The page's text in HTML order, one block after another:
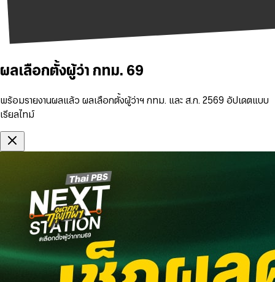
ผลเลือกตั้งผู้ว่า กทม. 69
พร้อมรายงานผลแล้ว ผลเลือกตั้งผู้ว่าฯ กทม. และ ส.ก. 2569 อัปเดตแบบ
เรียลไทม์